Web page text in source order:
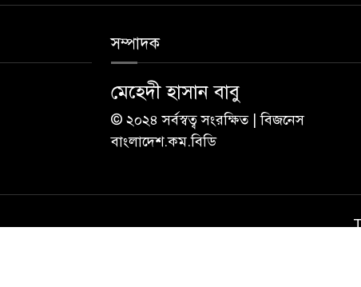
সম্পাদক
মেহেদী হাসান বাবু
© ২০২৪ সর্বস্বত্ব সংরক্ষিত | বিজনেস
বাংলাদেশ.কম.বিডি